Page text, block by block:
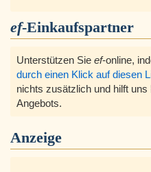
ef-Einkaufspartner
Unterstützen Sie ef-online,
durch einen Klick auf diesen
nichts zusätzlich und hilft
Angebots.
Anzeige